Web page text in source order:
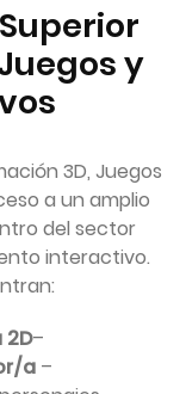
y
3D, Juegos
a un amplio
del sector
interactivo.
–
a –